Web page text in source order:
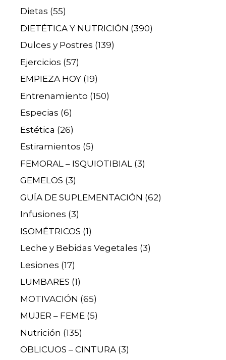
Dietas (55)
DIETÉTICA Y NUTRICIÓN (390)
Dulces y Postres (139)
Ejercicios (57)
EMPIEZA HOY (19)
Entrenamiento (150)
Especias (6)
Estética (26)
Estiramientos (5)
FEMORAL – ISQUIOTIBIAL (3)
GEMELOS (3)
GUÍA DE SUPLEMENTACIÓN (62)
Infusiones (3)
ISOMÉTRICOS (1)
Leche y Bebidas Vegetales (3)
Lesiones (17)
LUMBARES (1)
MOTIVACIÓN (65)
MUJER – FEME (5)
Nutrición (135)
OBLICUOS – CINTURA (3)